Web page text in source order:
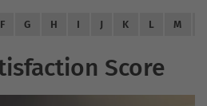
F G H I J K L M
Score